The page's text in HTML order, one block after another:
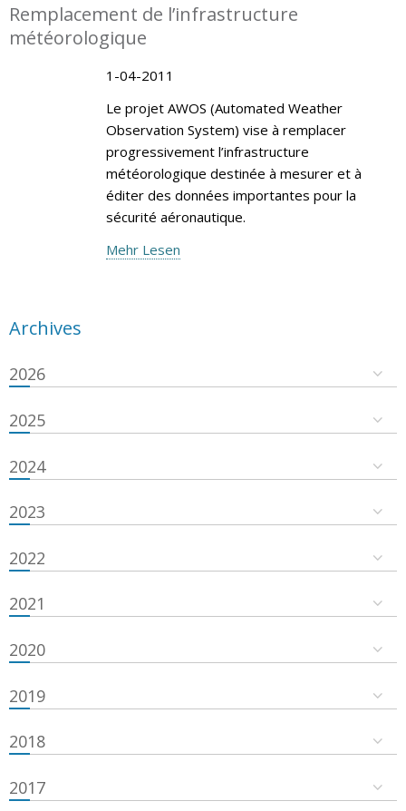
Remplacement de l’infrastructure
météorologique
1-04-2011
Le projet AWOS (Automated Weather
Observation System) vise à remplacer
progressivement l’infrastructure
météorologique destinée à mesurer et à
éditer des données importantes pour la
sécurité aéronautique.
Mehr Lesen
Archives
2026
2025
2024
2023
2022
2021
2020
2019
2018
2017